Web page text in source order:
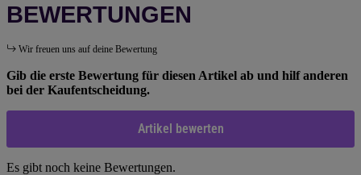
BEWERTUNGEN
Wir freuen uns auf deine Bewertung
Gib die erste Bewertung für diesen Artikel ab und hilf anderen
bei der Kaufentscheidung.
Artikel bewerten
Es gibt noch keine Bewertungen.